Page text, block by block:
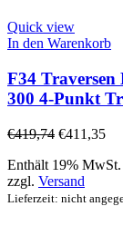
Quick view
In den Warenkorb
F34
300 4-Punkt
€419,74 €411,35
Enthält 19% MwSt.
zzgl. Versand
Lieferzeit: nicht